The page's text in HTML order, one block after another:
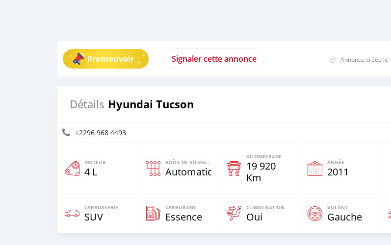
Promouvoir Signaler cette annonce Annonce créée le
Détails Hyundai Tucson
+2296 968 4493
MOTEUR
4 L
BOÎTE DE VITESSES
Automatique
KILOMÉTRAGE
19 920
Km
ANNÉE
2011
CARROSSERIE
SUV
CARBURANT
Essence
CLIMATISATION
Oui
VOLANT
Gauche